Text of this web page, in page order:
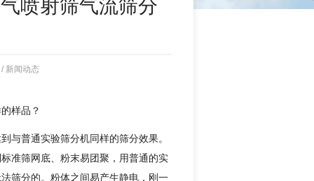
喷射筛气流筛分
/ 新闻动态
样品？
与普通实验筛分机同样的筛分效果。
准筛网底、粉末易团聚，用普通的实
筛分的。粉体之间易产生静电，刚一